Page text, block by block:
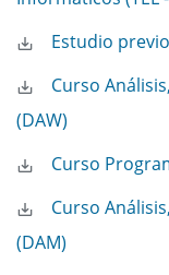
Estudio
Curso
(DAW)
Curso
Curso
(DAM)